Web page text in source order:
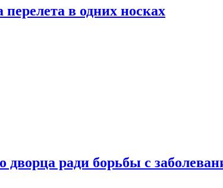
в одних носках
ради борьбы с